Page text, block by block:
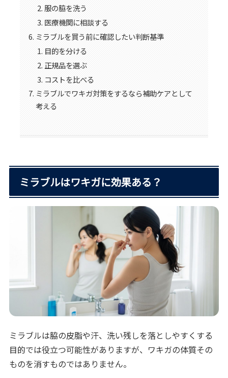
服の脇を洗う
医療機関に相談する
ミラブルを買う前に確認したい判断基準
目的を分ける
正規品を選ぶ
コストを比べる
ミラブルでワキガ対策をするなら補助ケアとして
考える
ミラブルはワキガに効果ある？
ミラブルは脇の皮脂や汗、洗い残しを落としやすくする
目的では役立つ可能性がありますが、ワキガの体質その
ものを消すものではありません。